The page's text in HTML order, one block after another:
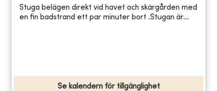
Stuga belägen direkt vid havet och skärgården med
en fin badstrand ett par minuter bort .Stugan är...
Se kalendern för tillgänglighet